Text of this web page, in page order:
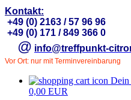
Kontakt:
+49 (0) 2163 / 57 96 96
+49 (0) 171 / 849 366 0
@ info@treffpunkt-
Vor Ort: nur mit Terminvereinbarung
Dein
0,00 EUR